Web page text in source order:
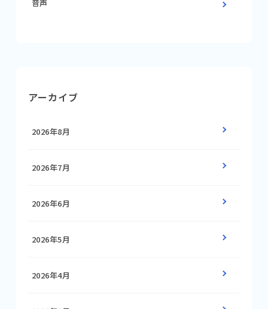
音声
アーカイブ
2026年8月
2026年7月
2026年6月
2026年5月
2026年4月